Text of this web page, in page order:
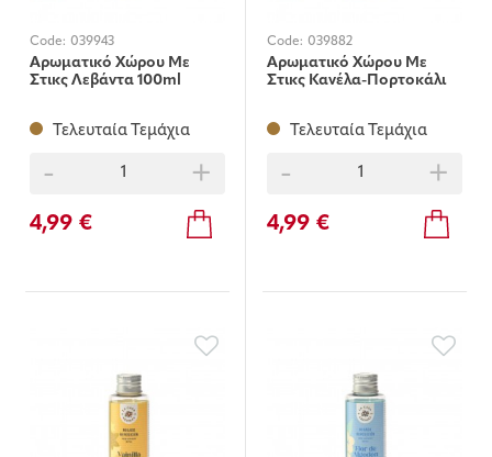
Code: 039943
Αρωματικό Χώρου Με
Στικς Λεβάντα 100ml
Τελευταία Τεμάχια
- +
4,99 €
Code: 039882
Αρωματικό Χώρου Με
Στικς Κανέλα-Πορτοκάλι
Τελευταία Τεμάχια
- +
4,99 €